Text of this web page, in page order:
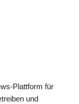
Plattform für
und